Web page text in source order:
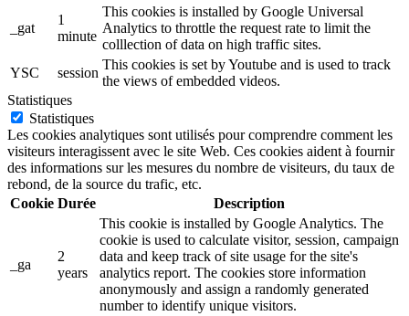
_gat
1
minute
This cookies is installed by Google Universal
Analytics to throttle the request rate to limit the
colllection of data on high traffic sites.
YSC
session
This cookies is set by Youtube and is used to track
the views of embedded videos.
Statistiques
Statistiques
Les cookies analytiques sont utilisés pour comprendre comment les
visiteurs interagissent avec le site Web. Ces cookies aident à fournir
des informations sur les mesures du nombre de visiteurs, du taux de
rebond, de la source du trafic, etc.
Cookie Durée Description
_ga
2
years
This cookie is installed by Google Analytics. The
cookie is used to calculate visitor, session, campaign
data and keep track of site usage for the site's
analytics report. The cookies store information
anonymously and assign a randomly generated
number to identify unique visitors.